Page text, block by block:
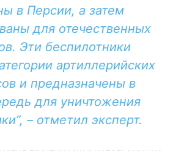
в Персии, а затем
для отечественных
Эти беспилотники
артиллерийских
и предназначены в
для уничтожения
– отметил эксперт.